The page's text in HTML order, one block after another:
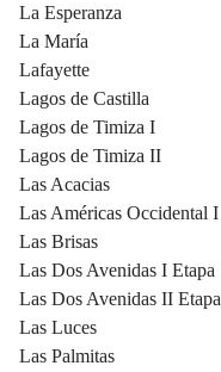
La Esperanza
La María
Lafayette
Lagos de Castilla
Lagos de Timiza I
Lagos de Timiza II
Las Acacias
Las Américas Occidental I
Las Brisas
Las Dos Avenidas I Etapa
Las Dos Avenidas II Etapa
Las Luces
Las Palmitas